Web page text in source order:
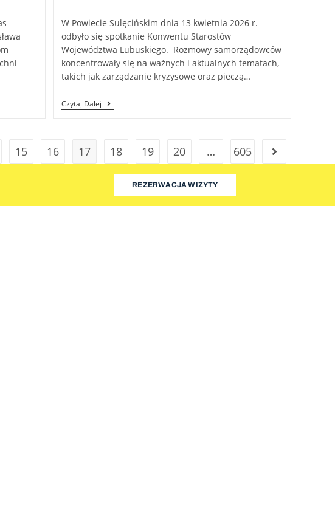
W Powiecie Sulęcińskim dnia 13 kwietnia 2026 r.
odbyło się spotkanie Konwentu Starostów
Województwa Lubuskiego. Rozmowy samorządowców
koncentrowały się na ważnych i aktualnych tematach,
takich jak zarządzanie kryzysowe oraz pieczą…
Czytaj Dalej
15 16 17 18 19 20 … 605
REZERWACJA WIZYTY